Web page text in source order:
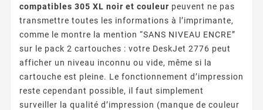
compatibles 305 XL noir et couleur peuvent ne pas
transmettre toutes les informations à l’imprimante,
comme le montre la mention “SANS NIVEAU ENCRE”
sur le pack 2 cartouches : votre DeskJet 2776 peut
afficher un niveau inconnu ou vide, même si la
cartouche est pleine. Le fonctionnement d’impression
reste cependant possible, il faut simplement
surveiller la qualité d’impression (manque de couleur